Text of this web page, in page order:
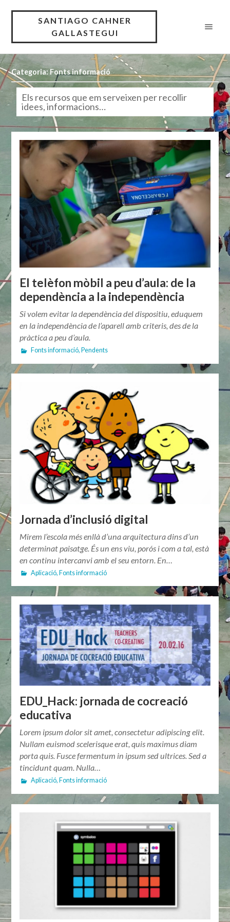
SANTIAGO CAHNER
GALLASTEGUI
Categoria: Fonts informació
Els recursos que em serveixen per recollir
idees, informacions…
El telèfon mòbil a peu d’aula: de la
dependència a la independència
Si volem evitar la dependència del dispositiu, eduquem
en la independència de l’aparell amb criteris, des de la
pràctica a peu d’aula.
Fonts informació, Pendents
Jornada d’inclusió digital
Mirem l’escola més enllà d’una arquitectura dins d’un
determinat paisatge. És un ens viu, porós i com a tal, està
en continu intercanvi amb el seu entorn. En…
Aplicació, Fonts informació
EDU_Hack: jornada de cocreació
educativa
Lorem ipsum dolor sit amet, consectetur adipiscing elit.
Nullam euismod scelerisque erat, quis maximus diam
porta quis. Fusce fermentum in ipsum sed ultrices. Sed a
tincidunt quam. Nulla…
Aplicació, Fonts informació